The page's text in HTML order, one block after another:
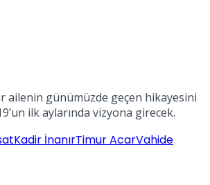
ailenin günümüzde geçen hikayesini
ilk aylarında vizyona girecek.
Kadir İnanırTimur AcarVahide